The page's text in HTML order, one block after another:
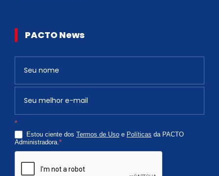
PACTO News
*
Estou ciente dos Termos de Uso e Políticas da PACTO
Administradora.*
v
ê